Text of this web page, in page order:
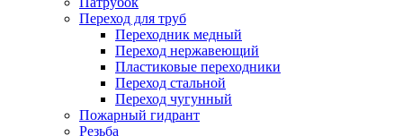
Переход для труб
Переходник медный
Переход нержавеющий
Пластиковые переходники
Переход стальной
Переход чугунный
Пожарный гидрант
Резьба